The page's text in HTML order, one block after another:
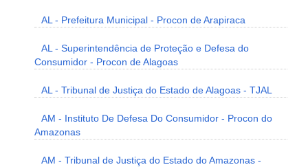
AL - Prefeitura Municipal - Procon de Arapiraca
AL - Superintendência de Proteção e Defesa do
Consumidor - Procon de Alagoas
AL - Tribunal de Justiça do Estado de Alagoas - TJAL
AM - Instituto De Defesa Do Consumidor - Procon do
Amazonas
AM - Tribunal de Justiça do Estado do Amazonas -